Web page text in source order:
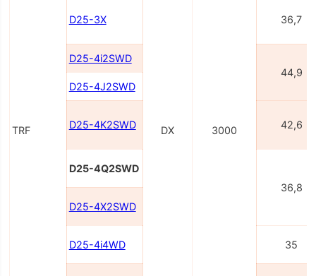
TRF DX 3000
D25-3X 36,7
D25-4i2SWD
44,9
D25-4J2SWD
D25-4K2SWD 42,6
D25-4Q2SWD
36,8
D25-4X2SWD
D25-4i4WD 35